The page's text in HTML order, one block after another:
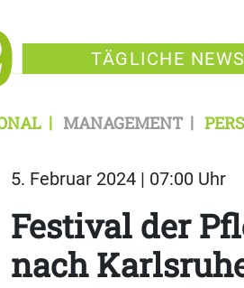
TÄGLICHE
MANAGEMENT
5. Februar 2024 | 07:00 Uhr
Festival der
nach